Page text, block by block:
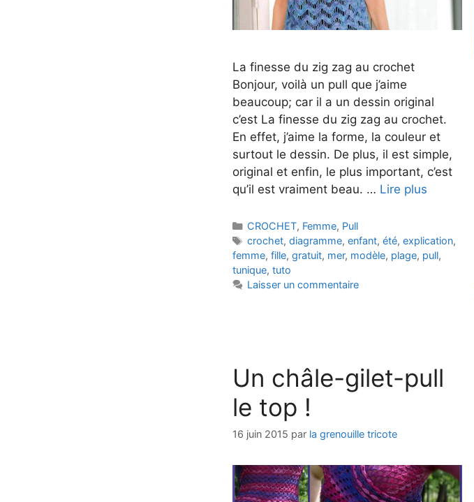
La finesse du zig zag au crochet
Bonjour, voilà un pull que j’aime
beaucoup; car il a un dessin original
c’est La finesse du zig zag au crochet.
En effet, j’aime la forme, la couleur et
surtout le dessin. De plus, il est simple,
original et enfin, le plus important, c’est
qu’il est vraiment beau. … Lire plus
Catégories
CROCHET, Femme, Pull
Étiquettes
crochet,diagramme,enfant,été,explication,
femme, fille, gratuit, mer, modèle, plage, pull,
tunique, tuto
Laisser un commentaire
Un châle-gilet-pull
le top !
16 juin 2015 par la grenouille tricote